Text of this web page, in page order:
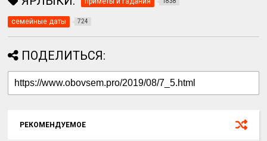
семейные даты 724
ПОДЕЛИТЬСЯ:
РЕКОМЕНДУЕМОЕ